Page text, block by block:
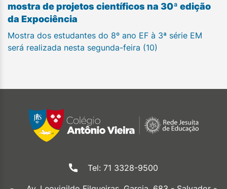
mostra de projetos científicos na 30ª edição
da Expociência
Mostra dos estudantes do 8º ano EF à 3ª série EM
será realizada nesta segunda-feira (10)
Tel: 71 3328-9500